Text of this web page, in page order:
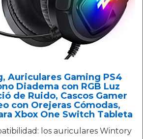
Auriculares Gaming PS4
Diadema con RGB Luz
de Ruido, Cascos Gamer
con Orejeras Cómodas,
Xbox One Switch Tableta
los auriculares Wintory